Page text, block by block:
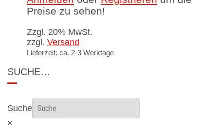
Preise zu sehen!
Zzgl. 20% MwSt.
zzgl. Versand
Lieferzeit: ca. 2-3 Werktage
SUCHE…
Suche
×